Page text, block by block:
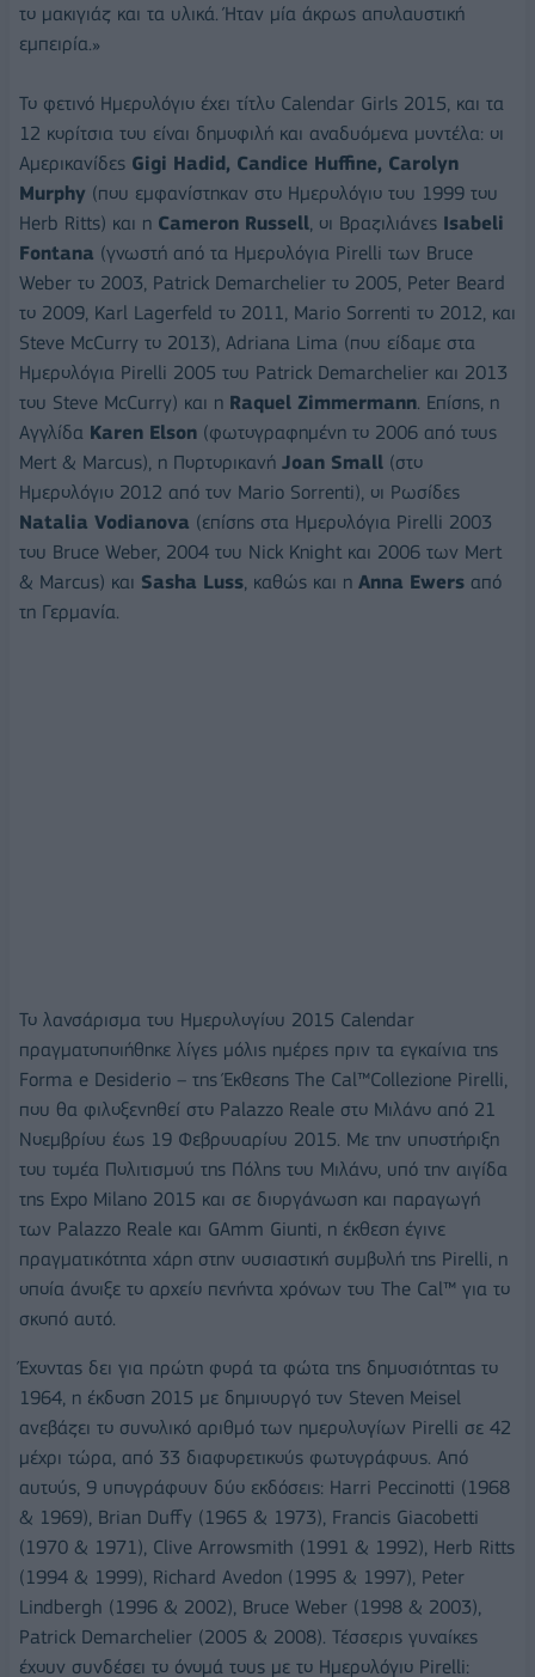
το μακιγιάζ και τα υλικά. Ήταν μία άκρως απολαυστική
εμπειρία.»
Το φετινό Ημερολόγιο έχει τίτλο Calendar Girls 2015, και τα
12 κορίτσια του είναι δημοφιλή και αναδυόμενα μοντέλα: οι
Αμερικανίδες Gigi Hadid, Candice Huffine, Carolyn
Murphy (που εμφανίστηκαν στο Ημερολόγιο του 1999 του
Herb Ritts) και η Cameron Russell, οι Βραζιλιάνες Isabeli
Fontana (γνωστή από τα Ημερολόγια Pirelli των Bruce
Weber το 2003, Patrick Demarchelier το 2005, Peter Beard
το 2009, Karl Lagerfeld το 2011, Mario Sorrenti το 2012, και
Steve McCurry το 2013), Adriana Lima (που είδαμε στα
Ημερολόγια Pirelli 2005 του Patrick Demarchelier και 2013
του Steve McCurry) και η Raquel Zimmermann. Επίσης, η
Αγγλίδα Karen Elson (φωτογραφημένη το 2006 από τους
Mert & Marcus), η Πορτορικανή Joan Small (στο
Ημερολόγιο 2012 από τον Mario Sorrenti), οι Ρωσίδες
Natalia Vodianova (επίσης στα Ημερολόγια Pirelli 2003
του Bruce Weber, 2004 του Nick Knight και 2006 των Mert
& Marcus) και Sasha Luss, καθώς και η Anna Ewers από
τη Γερμανία.
Το λανσάρισμα του Ημερολογίου 2015 Calendar
πραγματοποιήθηκε λίγες μόλις ημέρες πριν τα εγκαίνια της
Forma e Desiderio – της Έκθεσης The Cal™Collezione Pirelli,
που θα φιλοξενηθεί στο Palazzo Reale στο Μιλάνο από 21
Νοεμβρίου έως 19 Φεβρουαρίου 2015. Με την υποστήριξη
του τομέα Πολιτισμού της Πόλης του Μιλάνο, υπό την αιγίδα
της Expo Milano 2015 και σε διοργάνωση και παραγωγή
των Palazzo Reale και GAmm Giunti, η έκθεση έγινε
πραγματικότητα χάρη στην ουσιαστική συμβολή της Pirelli, η
οποία άνοιξε το αρχείο πενήντα χρόνων του The Cal™ για το
σκοπό αυτό.
Έχοντας δει για πρώτη φορά τα φώτα της δημοσιότητας το
1964, η έκδοση 2015 με δημιουργό τον Steven Meisel
ανεβάζει το συνολικό αριθμό των ημερολογίων Pirelli σε 42
μέχρι τώρα, από 33 διαφορετικούς φωτογράφους. Από
αυτούς, 9 υπογράφουν δύο εκδόσεις: Harri Peccinotti (1968
& 1969), Brian Duffy (1965 & 1973), Francis Giacobetti
(1970 & 1971), Clive Arrowsmith (1991 & 1992), Herb Ritts
(1994 & 1999), Richard Avedon (1995 & 1997), Peter
Lindbergh (1996 & 2002), Bruce Weber (1998 & 2003),
Patrick Demarchelier (2005 & 2008). Τέσσερις γυναίκες
έχουν συνδέσει το όνομά τους με το Ημερολόγιο Pirelli: